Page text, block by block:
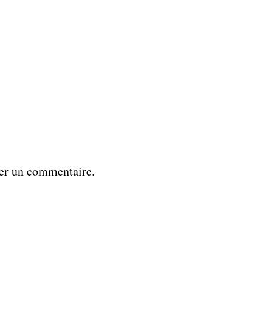
un commentaire.